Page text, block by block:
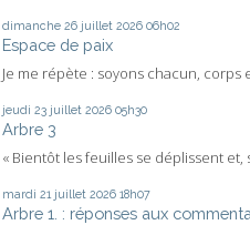
dimanche 26 juillet 2026 06h02
Espace de paix
Je me répète : soyons chacun, corps
jeudi 23 juillet 2026 05h30
Arbre 3
« Bientôt les feuilles se déplissent et,
mardi 21 juillet 2026 18h07
Arbre 1. : réponses aux